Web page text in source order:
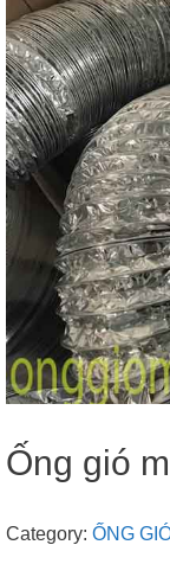
Ống gió
Category: ỐNG